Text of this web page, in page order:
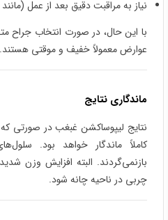
نیاز به مراقبت دقیق بعد از عمل
با این حال، در صورت انتخاب جراح
عوارض معمولاً خفیف و موقتی هستند.
ماندگاری نتایج
نتایج لیپوساکشن غبغب در صورتی
کاملاً ماندگار خواهد بود.
بازنمی‌گردند. البته افزایش وزن
چربی در ناحیه چانه شود.